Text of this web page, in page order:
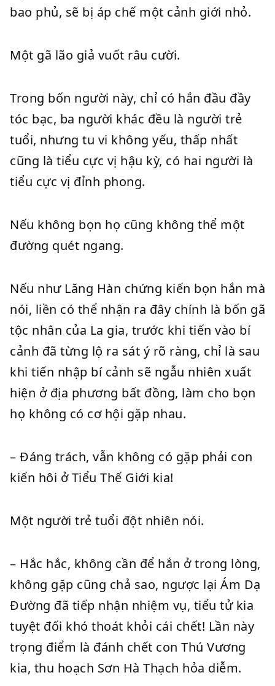
bao phủ, sẽ bị áp chế một cảnh giới nhỏ.
Một gã lão giả vuốt râu cười.
Trong bốn người này, chỉ có hắn đầu đầy
tóc bạc, ba người khác đều là người trẻ
tuổi, nhưng tu vi không yếu, thấp nhất
cũng là tiểu cực vị hậu kỳ, có hai người là
tiểu cực vị đỉnh phong.
Nếu không bọn họ cũng không thể một
đường quét ngang.
Nếu như Lăng Hàn chứng kiến bọn hắn mà
nói, liền có thể nhận ra đây chính là bốn gã
tộc nhân của La gia, trước khi tiến vào bí
cảnh đã từng lộ ra sát ý rõ ràng, chỉ là sau
khi tiến nhập bí cảnh sẽ ngẫu nhiên xuất
hiện ở địa phương bất đồng, làm cho bọn
họ không có cơ hội gặp nhau.
– Đáng trách, vẫn không có gặp phải con
kiến hôi ở Tiểu Thế Giới kia!
Một người trẻ tuổi đột nhiên nói.
– Hắc hắc, không cần để hắn ở trong lòng,
không gặp cũng chả sao, ngược lại Ám Dạ
Đường đã tiếp nhận nhiệm vụ, tiểu tử kia
tuyệt đối khó thoát khỏi cái chết! Lần này
trọng điểm là đánh chết con Thú Vương
kia, thu hoạch Sơn Hà Thạch hỏa diễm.